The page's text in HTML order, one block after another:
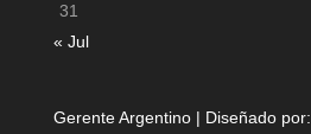
31
« Jul
Gerente Argentino | Diseñado por: